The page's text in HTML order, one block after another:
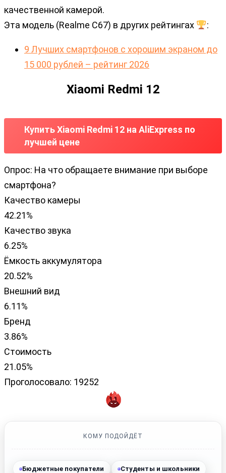
качественной камерой.
Эта модель (Realme C67) в других рейтингах
:
9 Лучших смартфонов с хорошим экраном до
15 000 рублей – рейтинг 2026
Xiaomi Redmi 12
Купить Xiaomi Redmi 12 на AliExpress по
лучшей цене
Опрос: На что обращаете внимание при выборе
смартфона?
Качество камеры
42.21%
Качество звука
6.25%
Ёмкость аккумулятора
20.52%
Внешний вид
6.11%
Бренд
3.86%
Стоимость
21.05%
Проголосовало: 19252
КОМУ ПОДОЙДЁТ
Бюджетные покупатели Студенты и школьники